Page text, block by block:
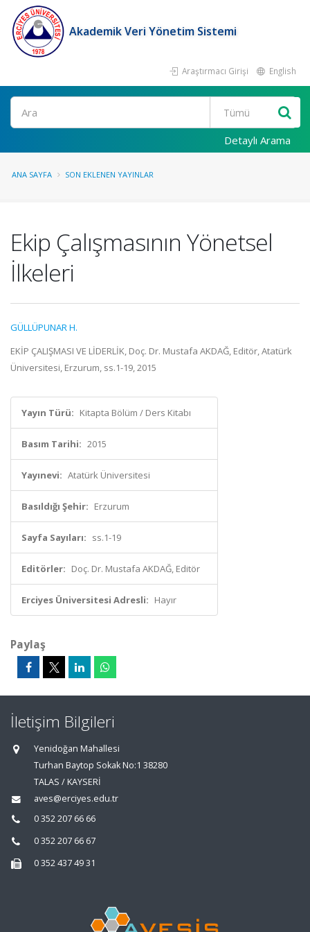
Akademik Veri Yönetim Sistemi
Araştırmacı Girişi English
Ara
Detaylı Arama
ANA SAYFA SON EKLENEN YAYINLAR
Ekip Çalışmasının Yönetsel
İlkeleri
GÜLLÜPUNAR H.
EKİP ÇALIŞMASI VE LİDERLİK, Doç. Dr. Mustafa AKDAĞ, Editör, Atatürk
Üniversitesi, Erzurum, ss.1-19, 2015
Yayın Türü: Kitapta Bölüm / Ders Kitabı
Basım Tarihi: 2015
Yayınevi: Atatürk Üniversitesi
Basıldığı Şehir: Erzurum
Sayfa Sayıları: ss.1-19
Editörler: Doç. Dr. Mustafa AKDAĞ, Editör
Erciyes Üniversitesi Adresli: Hayır
Paylaş
İletişim Bilgileri
Yenidoğan Mahallesi
Turhan Baytop Sokak No:1 38280
TALAS / KAYSERİ
aves@erciyes.edu.tr
0 352 207 66 66
0 352 207 66 67
0 352 437 49 31